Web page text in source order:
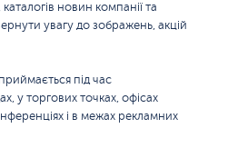
новин компанії та
увагу до зображень, акцій
під час
у торгових точках, офісах
і в межах рекламних